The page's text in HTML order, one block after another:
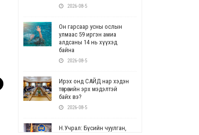
2026-08-5
Он гарсаар усны ослын
улмаас 59 иргэн амиа
алдсаны 14 нь хүүхэд
байна
2026-08-5
Ирэх онд САЙД нар хэдэн
төгрөгийн эрх мэдэлтэй
байх вэ?
2026-08-5
Н.Учрал: Бүсийн чуулган,